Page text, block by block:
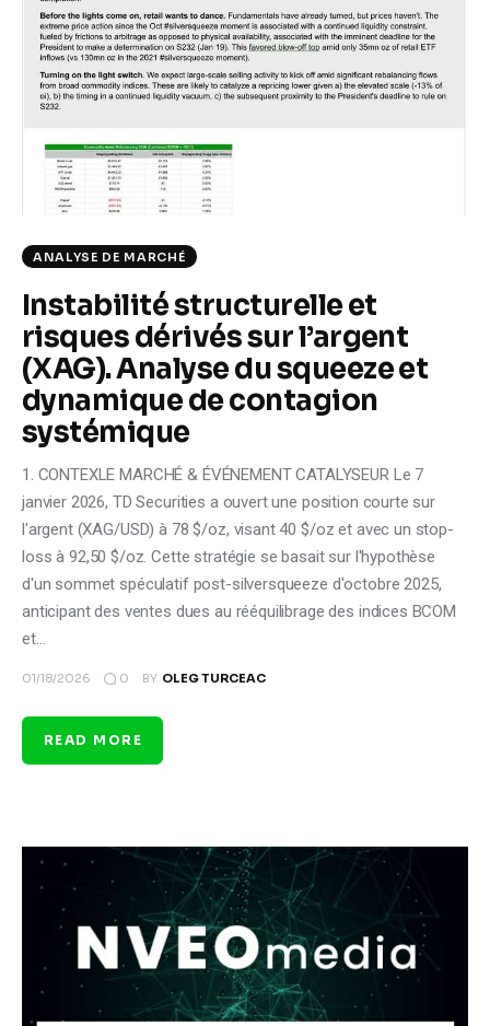
Climate
Markets
Reports
ANALYSE DE MARCHÉ
Instabilité structurelle et
risques dérivés sur l’argent
(XAG). Analyse du squeeze et
dynamique de contagion
systémique
1. CONTEXLE MARCHÉ & ÉVÉNEMENT CATALYSEUR Le 7
janvier 2026, TD Securities a ouvert une position courte sur
l'argent (XAG/USD) à 78 $/oz, visant 40 $/oz et avec un stop-
loss à 92,50 $/oz. Cette stratégie se basait sur l'hypothèse
d'un sommet spéculatif post-silversqueeze d'octobre 2025,
anticipant des ventes dues au rééquilibrage des indices BCOM
et…
01/18/2026 0 BY OLEG TURCEAC
READ MORE